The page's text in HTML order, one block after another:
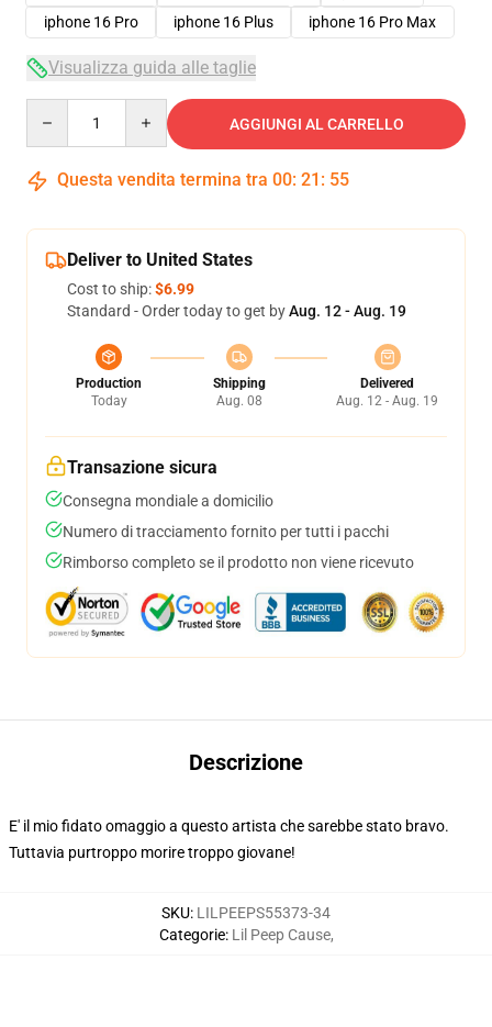
iphone 16 Pro
iphone 16 Plus iphone 16 Pro Max
Visualizza guida alle taglie
AGGIUNGI AL CARRELLO
Questa vendita termina tra 00: 21 : 54
Deliver to United States
Cost to ship:$6.99
Standard - Order today to get byAug. 12 - Aug. 19
Production
Today
Shipping
Aug. 08
Delivered
Aug. 12 - Aug. 19
Transazione sicura
Consegna mondiale a domicilio
Numero di tracciamento fornito per tutti i pacchi
Rimborso completo se il prodotto non viene ricevuto
Descrizione
E' il mio fidato omaggio a questo artista che sarebbe stato bravo.
Tuttavia purtroppo morire troppo giovane!
SKU: LILPEEPS55373-34
Categorie: Lil Peep Cause,